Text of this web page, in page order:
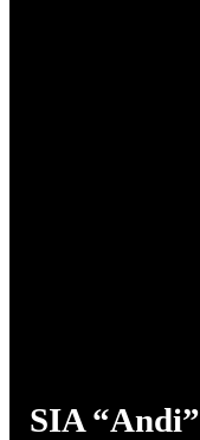
SIA “Andi”